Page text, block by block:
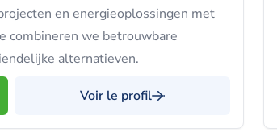
en energieoplossingen met
combineren we betrouwbare
alternatieven.
Voir le profil